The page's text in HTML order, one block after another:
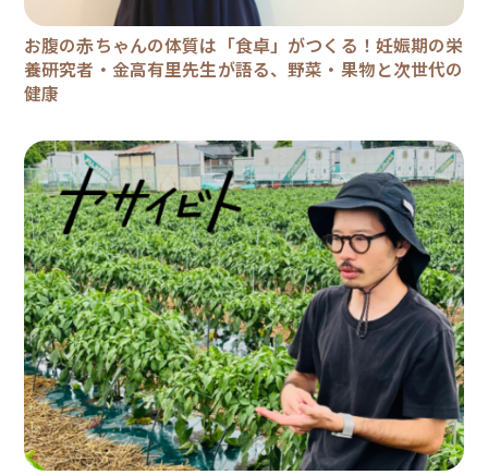
お腹の赤ちゃんの体質は「食卓」がつくる！妊娠期の栄
養研究者・金高有里先生が語る、野菜・果物と次世代の
健康